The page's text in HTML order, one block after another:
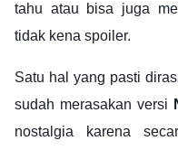
tahu atau bisa juga
tidak kena spoiler.
Satu hal yang pasti
sudah merasakan versi
nostalgia karena